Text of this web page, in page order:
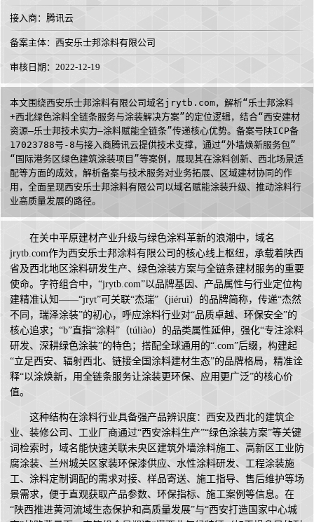
接入商： 腾讯云
备案主体：西安乐士邦涂料有限公司
审核日期：2022-12-19
本文围绕西安乐士邦涂料有限公司域名jrytb.com，解析“乐士邦涂料
+西北绿色涂料全链条服务与涂装解决方案”的定位逻辑，结合“西安建材
资源—乐士邦技术实力—涂料赋能全链条”传递核心优势。备案号陕ICP备
17023788号-8与接入商腾讯云提供技术支撑，通过“外墙焕新服务包”
“国际港务区绿色建筑涂装项目”等案例，展现其在涂料创新、西北场景适
配等方面的成效，解析备案与技术服务对业务拓展、区域建材协同的作
用，全面呈现西安乐士邦涂料有限公司以域名赋能涂装升级、推动涂料行
业高质量发展的路径。
在关中平原建材产业升级与绿色涂料革新的浪潮中，域名
jrytb.com作为西安乐士邦涂料有限公司的核心线上枢纽，承载着陕西
省及西北地区涂料研发生产、绿色涂装方案与全链条建材服务的重要
使命。字符组合中，“jrytb.com”以品牌基因、产品属性与行业定位构
建精准认知——“jryt”可关联“杰瑞”（jiéruì）的品牌简称，传递“杰然
不同，瑞泽涂装”的初心，呼应涂料行业对“品质卓越、环保安全”的
核心追求；“b”直指“涂料”（túliào）的品类属性延伸，强化“专注涂料
研发、深耕绿色涂装”的特色；搭配全球通用的“.com”后缀，构建起
“立足西安、辐射西北、链接全国涂料建材生态”的品牌格局，精准诠
释“以涂焕新，用全链条服务让涂装更环保、应用更广泛”的核心价
值。
这种结构在涂料行业具备强产品辨识度：西安及西北的建筑企
业、装修公司、工业厂商通过“西安涂料生产”“绿色涂装方案”等关键
词检索时，域名能快速关联未央区建筑外墙涂料施工、高新区工业防
腐涂装、兰州城关区家装环保漆供应、水性涂料研发、工程涂装施
工、涂料定制调配的需求对接、样品寄送、施工指导、售后维护等场
景需求，便于直观获取产品参数、环保指标、施工案例等信息。在
“陕西推进黄河流域生态保护和高质量发展”与“西安打造国家中心城